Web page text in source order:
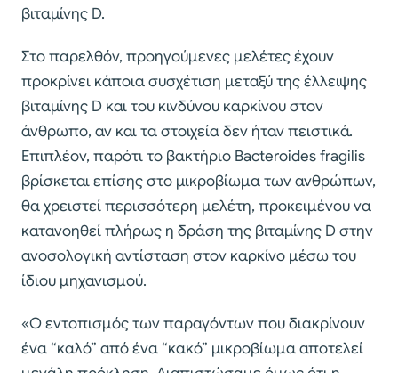
βιταμίνης D.
Στο παρελθόν, προηγούμενες μελέτες έχουν
προκρίνει κάποια συσχέτιση μεταξύ της έλλειψης
βιταμίνης D και του κινδύνου καρκίνου στον
άνθρωπο, αν και τα στοιχεία δεν ήταν πειστικά.
Επιπλέον, παρότι το βακτήριο Bacteroides fragilis
βρίσκεται επίσης στο μικροβίωμα των ανθρώπων,
θα χρειστεί περισσότερη μελέτη, προκειμένου να
κατανοηθεί πλήρως η δράση της βιταμίνης D στην
ανοσολογική αντίσταση στον καρκίνο μέσω του
ίδιου μηχανισμού.
«Ο εντοπισμός των παραγόντων που διακρίνουν
ένα “καλό” από ένα “κακό” μικροβίωμα αποτελεί